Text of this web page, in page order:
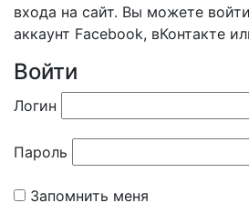
входа на сайт. Вы можете
аккаунт Facebook, вКонтакте
Войти
Логин
Пароль
Запомнить меня